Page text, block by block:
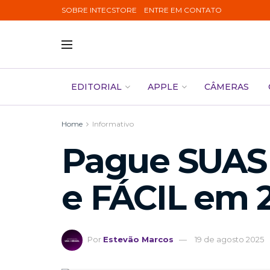
SOBRE INTECSTORE ENTRE EM CONTATO
EDITORIAL APPLE CÂMERAS
Home Informativo
Pague
e FÁCIL em
Por Estevão Marcos 19 de agosto 2025